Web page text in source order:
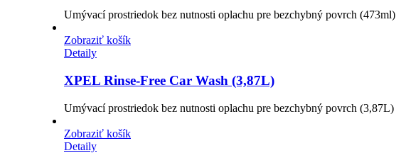
Umývací prostriedok bez nutnosti oplachu pre bezchybný povrch (473ml)
Zobraziť košík
Detaily
XPEL Rinse-Free Car Wash (3,87L)
Umývací prostriedok bez nutnosti oplachu pre bezchybný povrch (3,87L)
Zobraziť košík
Detaily